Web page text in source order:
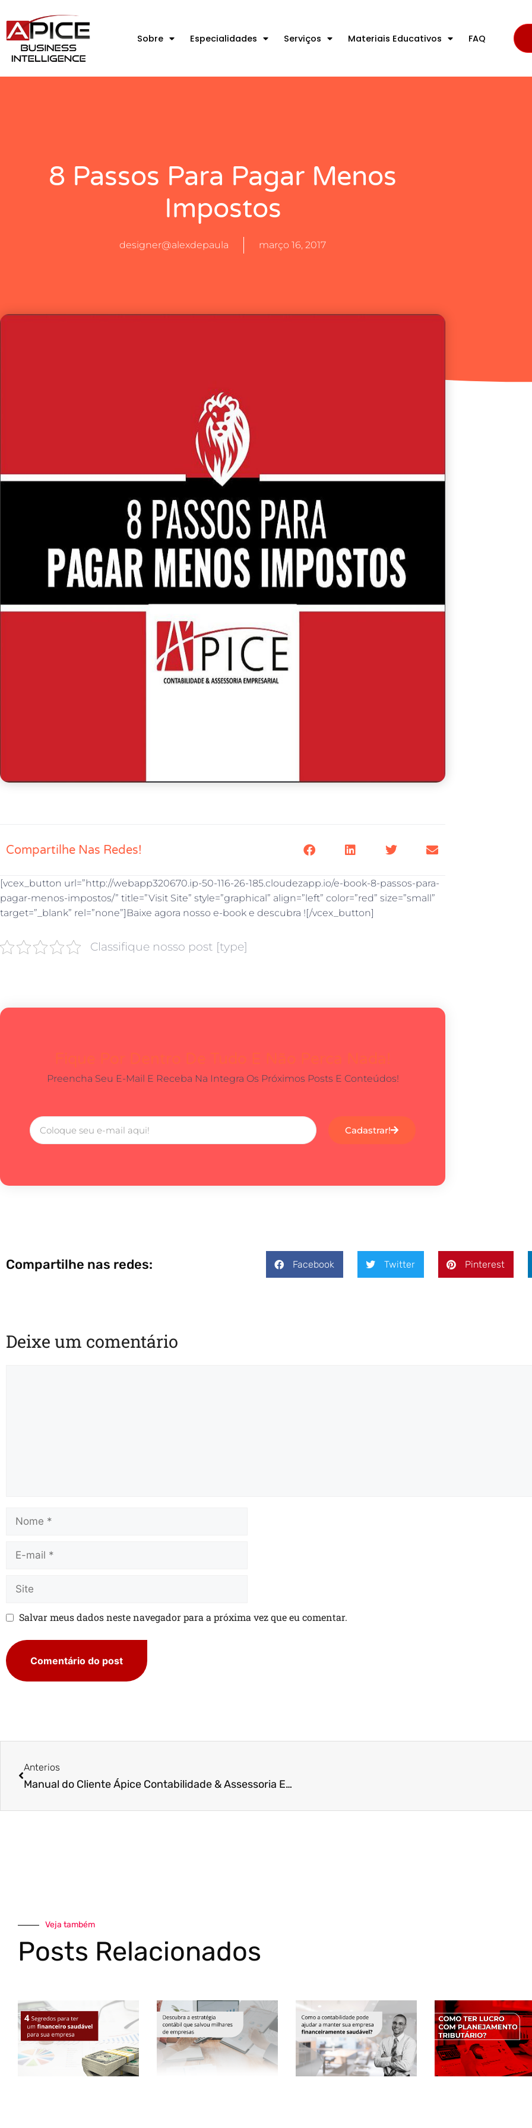
Sobre Especialidades Serviços Materiais Educativos FAQ
8 Passos Para Pagar Menos
Impostos
designer@alexdepaula março 16, 2017
Compartilhe Nas Redes!
[vcex_button url=”http://webapp320670.ip-50-116-26-185.cloudezapp.io/e-book-8-passos-para-
pagar-menos-impostos/” title=”Visit Site” style=”graphical” align=”left” color=”red” size=”small”
target=”_blank” rel=”none”]Baixe agora nosso e-book e descubra ![/vcex_button]
Classifique nosso post [type]
Preencha Seu E-Mail E Receba Na Integra Os Próximos Posts E Conteúdos!
Cadastrar!
Compartilhe nas redes: Facebook Twitter Pinterest
Deixe um comentário
Salvar meus dados neste navegador para a próxima vez que eu comentar.
Anterios
Manual do Cliente Ápice Contabilidade & Assessoria Empresarial
Veja também
Posts Relacionados